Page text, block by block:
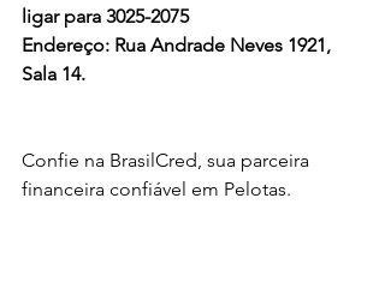
ligar para 3025-2075
Endereço: Rua Andrade Neves 1921,
Sala 14.
Confie na BrasilCred, sua parceira
financeira confiável em Pelotas.